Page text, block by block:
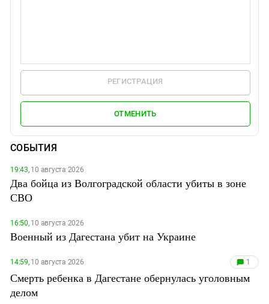
РЕГИСТРАЦИЯ
ОТМЕНИТЬ
СОБЫТИЯ
19:43,10 августа 2026
Два бойца из Волгоградской области убиты в зоне
СВО
16:50,10 августа 2026
Военный из Дагестана убит на Украине
14:59,10 августа 2026 1
Смерть ребенка в Дагестане обернулась уголовным
делом